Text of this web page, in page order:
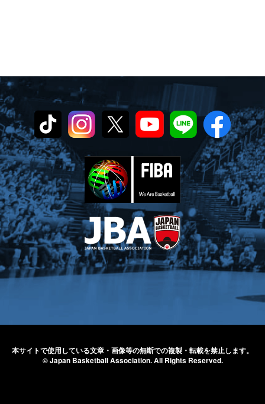
本サイトで使用している文章・画像等の無断での複製・転載を禁止します。
© Japan Basketball Association.All Rights Reserved.